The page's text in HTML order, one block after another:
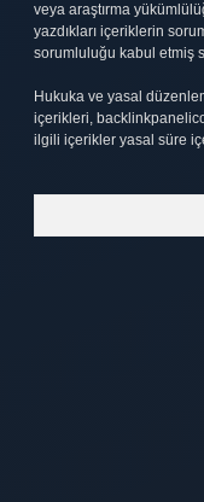
veya araştırma
yazdıkları içeriklerin
sorumluluğu kabul etmiş
Hukuka ve yasal
içerikleri,
ilgili içerikler yasal süre